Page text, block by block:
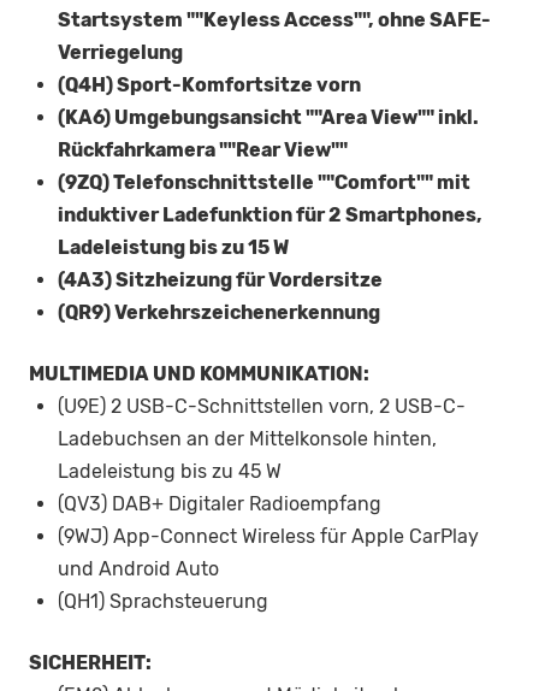
Startsystem ""Keyless Access"", ohne SAFE-
Verriegelung
(Q4H) Sport-Komfortsitze vorn
(KA6) Umgebungsansicht ""Area View"" inkl.
Rückfahrkamera ""Rear View""
(9ZQ) Telefonschnittstelle ""Comfort"" mit
induktiver Ladefunktion für 2 Smartphones,
Ladeleistung bis zu 15 W
(4A3) Sitzheizung für Vordersitze
(QR9) Verkehrszeichenerkennung
MULTIMEDIA UND KOMMUNIKATION:
(U9E) 2 USB-C-Schnittstellen vorn, 2 USB-C-
Ladebuchsen an der Mittelkonsole hinten,
Ladeleistung bis zu 45 W
(QV3) DAB+ Digitaler Radioempfang
(9WJ) App-Connect Wireless für Apple CarPlay
und Android Auto
(QH1) Sprachsteuerung
SICHERHEIT: